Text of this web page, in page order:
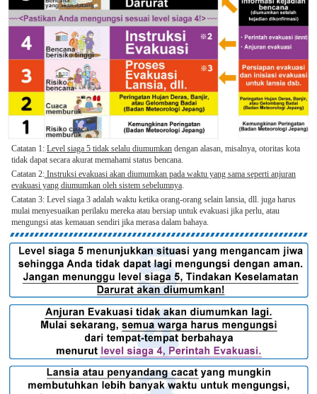
Catatan 1: Level siaga 5 tidak selalu diumumkan dengan alasan, misalnya, otoritas kota
tidak dapat secara akurat memahami status bencana.
Catatan 2: Instruksi evakuasi akan diumumkan pada waktu yang sama seperti anjuran
evakuasi yang diumumkan oleh sistem sebelumnya.
Catatan 3: Level siaga 3 adalah waktu ketika orang-orang selain lansia, dll. juga harus
mulai menyesuaikan perilaku mereka atau bersiap untuk evakuasi jika perlu, atau
mengungsi atas kemauan sendiri jika merasa dalam bahaya.